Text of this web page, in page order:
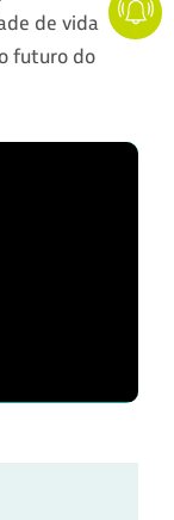
de vida
futuro do